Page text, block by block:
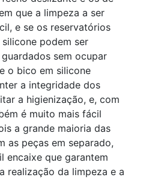
que a limpeza a ser
e se os reservatórios
podem ser
sem ocupar
o bico em silicone
a integridade dos
a higienização, e, com
é muito mais fácil
a grande maioria das
as peças em separado,
encaixe que garantem
realização da limpeza e a